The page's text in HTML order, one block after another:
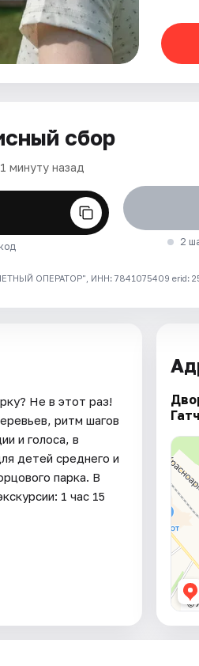
сбор
минуту назад
2
ОПЕРАТОР", ИНН: 7841075409 erid:
Не в этот раз!
ритм шагов
и голоса, в
детей среднего и
парка. В
1 час 15